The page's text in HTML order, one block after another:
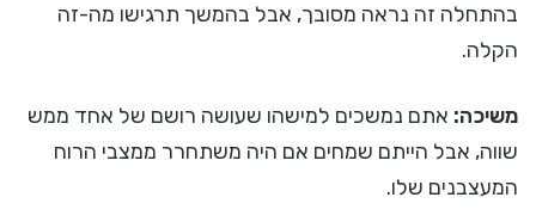
בהתחלה זה נראה מסובך, אבל בהמשך תרגישו מה-זה
הקלה.
משיכה: אתם נמשכים למישהו שעושה רושם של אחד ממש
שווה, אבל הייתם שמחים אם היה משתחרר ממצבי הרוח
המעצבנים שלו.